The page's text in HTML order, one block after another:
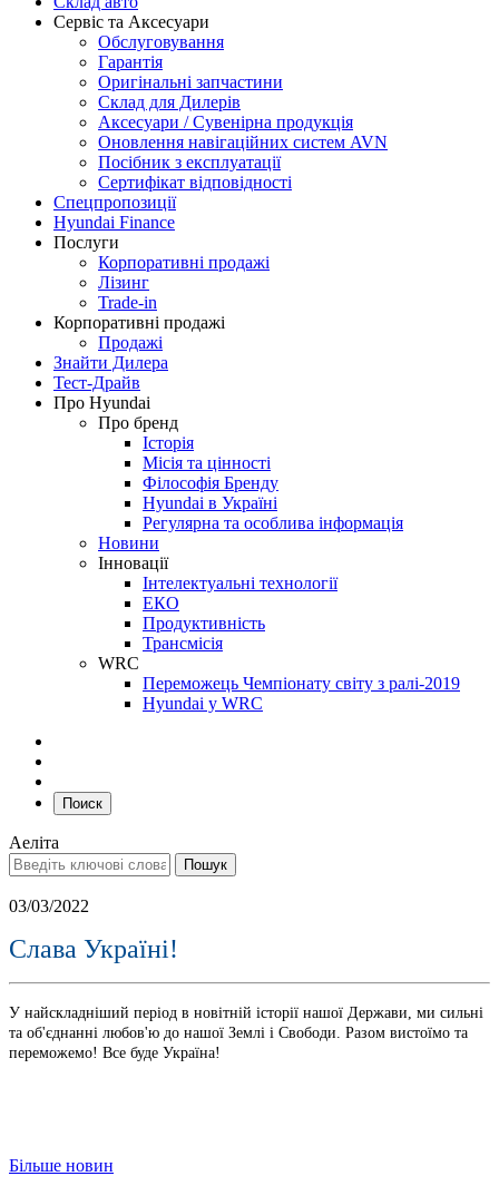
Сервіс та Аксесуари
Обслуговування
Гарантія
Оригінальні запчастини
Склад для Дилерів
Аксесуари / Сувенірна продукція
Оновлення навігаційних систем AVN
Посібник з експлуатації
Сертифікат відповідності
Спецпропозиції
Hyundai Finance
Послуги
Корпоративні продажі
Лізинг
Trade-in
Корпоративні продажі
Продажі
Знайти Дилера
Тест-Драйв
Про Hyundai
Про бренд
Історія
Місія та цінності
Філософія Бренду
Hyundai в Україні
Регулярна та особлива інформація
Новини
Інновації
Інтелектуальні технології
ЕКО
Продуктивність
Трансмісія
WRC
Переможець Чемпіонату світу з ралі-2019
Hyundai у WRC
Поиск
Аеліта
03/03/2022
Слава Україні!
У найскладніший період в новітній історії нашої Держави, ми сильні
та об'єднанні любов'ю до нашої Землі і Свободи. Разом вистоїмо та
переможемо! Все буде Україна!
Більше новин